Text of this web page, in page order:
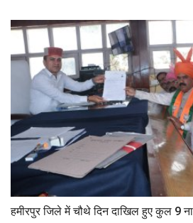
हमीरपुर जिले में चौथे दिन दाखिल हुए कुल 9